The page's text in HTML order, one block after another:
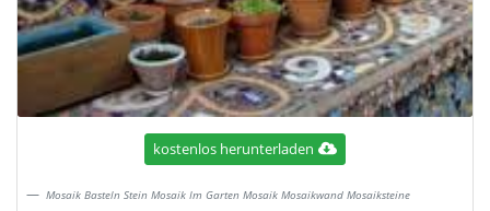
kostenlos herunterladen
Mosaik Basteln Stein Mosaik Im Garten Mosaik Mosaikwand Mosaiksteine